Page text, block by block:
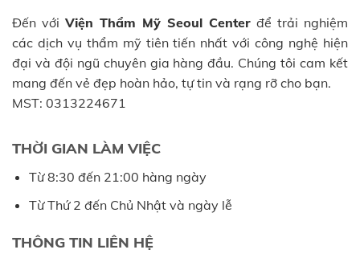
Đến với Viện Thẩm Mỹ Seoul Center để trải nghiệm
các dịch vụ thẩm mỹ tiên tiến nhất với công nghệ hiện
đại và đội ngũ chuyên gia hàng đầu. Chúng tôi cam kết
mang đến vẻ đẹp hoàn hảo, tự tin và rạng rỡ cho bạn.
MST: 0313224671
THỜI GIAN LÀM VIỆC
Từ 8:30 đến 21:00 hàng ngày
Từ Thứ 2 đến Chủ Nhật và ngày lễ
THÔNG TIN LIÊN HỆ